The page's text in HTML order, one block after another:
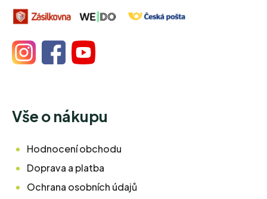
Vše o nákupu
Hodnocení obchodu
Doprava a platba
Ochrana osobních údajů